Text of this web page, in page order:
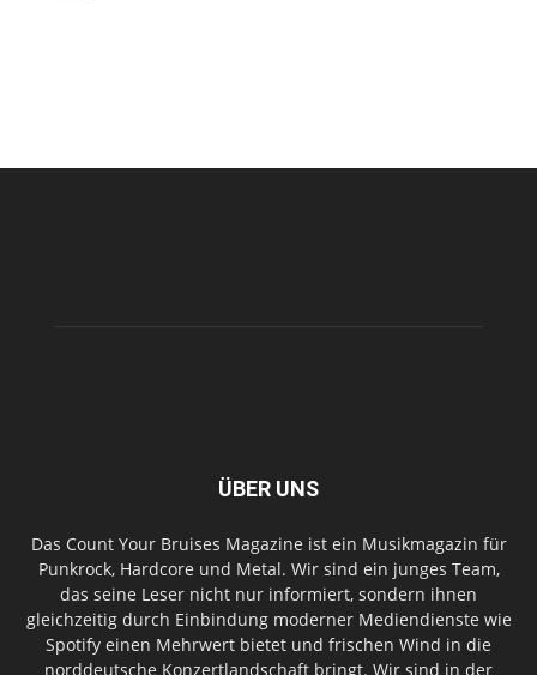
ÜBER UNS
Das Count Your Bruises Magazine ist ein Musikmagazin für
Punkrock, Hardcore und Metal. Wir sind ein junges Team,
das seine Leser nicht nur informiert, sondern ihnen
gleichzeitig durch Einbindung moderner Mediendienste wie
Spotify einen Mehrwert bietet und frischen Wind in die
norddeutsche Konzertlandschaft bringt. Wir sind in der